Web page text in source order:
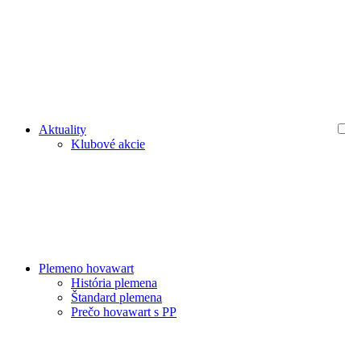
Aktuality
Klubové akcie
Plemeno hovawart
História plemena
Štandard plemena
Prečo hovawart s PP